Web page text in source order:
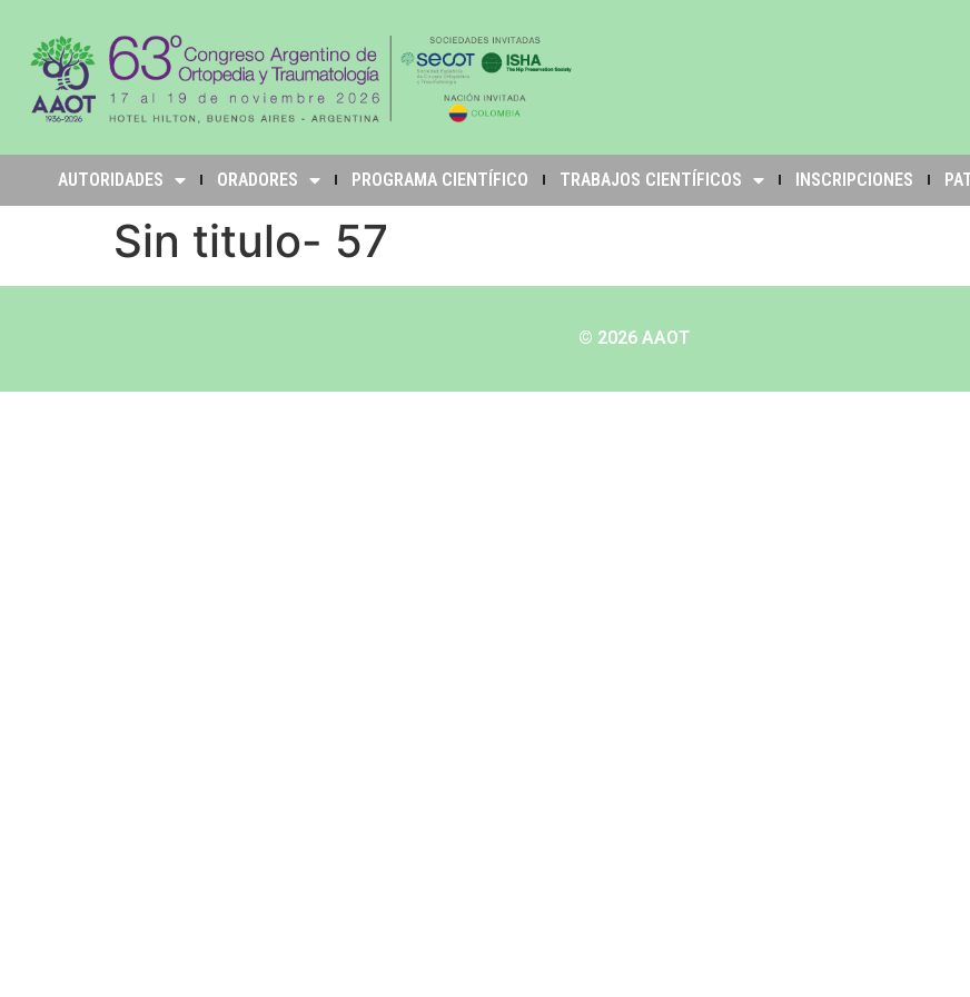
AUTORIDADES ORADORES PROGRAMA CIENTÍFICO TRABAJOS CIENTÍFICOS INSCRIPCIONES
Sin titulo- 57
© 2026 AAOT